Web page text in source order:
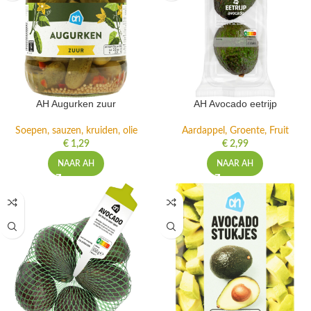
AH Augurken zuur
Soepen, sauzen, kruiden, olie
€1,29
NAAR AH
AH Avocado eetrijp
Aardappel, Groente, Fruit
€2,99
NAAR AH